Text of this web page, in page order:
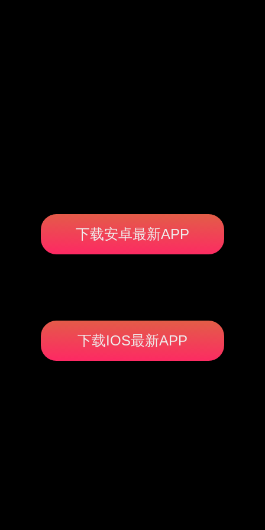
下载安卓最新APP
下载IOS最新APP